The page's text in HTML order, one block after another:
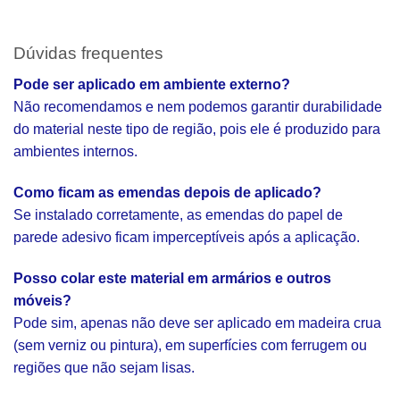
Dúvidas frequentes
Pode ser aplicado em ambiente externo?
Não recomendamos e nem podemos garantir durabilidade
do material neste tipo de região, pois ele é produzido para
ambientes internos.
Como ficam as emendas depois de aplicado?
Se instalado corretamente, as emendas do papel de
parede adesivo ficam imperceptíveis após a aplicação.
Posso colar este material em armários e outros
móveis?
Pode sim, apenas não deve ser aplicado em madeira crua
(sem verniz ou pintura), em superfícies com ferrugem ou
regiões que não sejam lisas.